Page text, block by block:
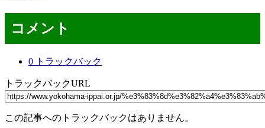
コメント
0 トラックバック
トラックバックURL
この記事へのトラックバックはありません。